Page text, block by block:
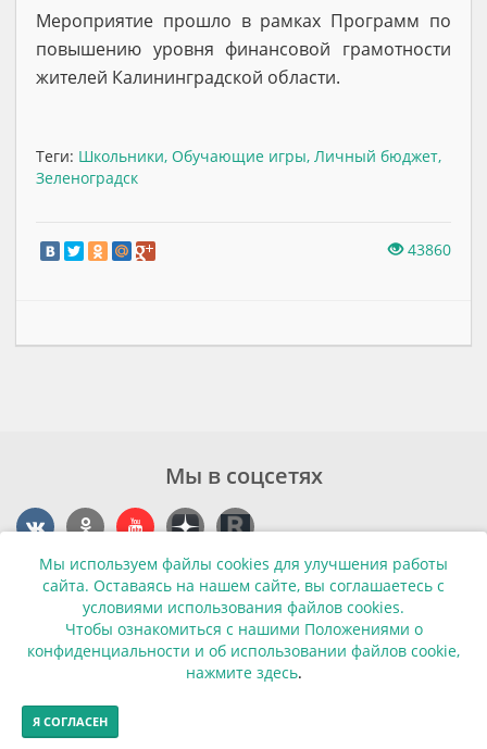
Мероприятие прошло в рамках Программ по
повышению уровня финансовой грамотности
жителей Калининградской области.
Теги: Школьники, Обучающие игры, Личный бюджет,
Зеленоградск
43860
Мы используем файлы cookies для улучшения работы
сайта. Оставаясь на нашем сайте, вы соглашаетесь с
условиями использования файлов cookies.
Чтобы ознакомиться с нашими Положениями о
конфиденциальности и об использовании файлов cookie,
нажмите здесь.
Я СОГЛАСЕН
Мы в соцсетях
Контакты
г. Калининград, ул. Эпроновская, 1
Часы работы: с 10:00 до 20:00
© Финансовая грамотность населения 2013-2026г.